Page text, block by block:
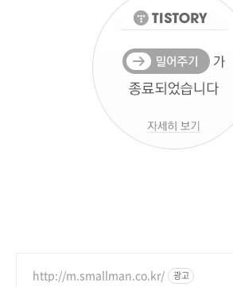
http://m.smallman.co.kr/ 광고